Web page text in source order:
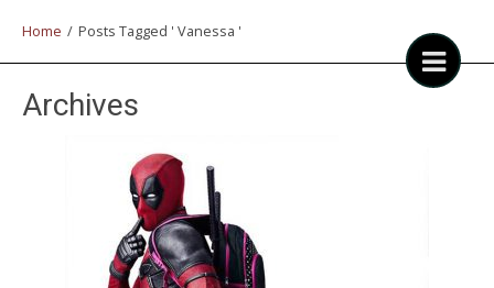
Home / Posts Tagged ' Vanessa '
Archives